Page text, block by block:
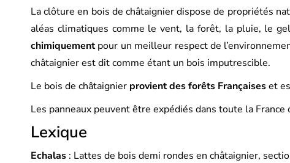
La clôture en bois de châtaignier dispose de propriétés
aléas climatiques comme le vent, la forêt, la pluie, le
chimiquementpour un meilleur respect de
châtaignier est dit comme étant un bois imputrescible.
Le bois de châtaignier provient des forêts Françaiseset
Les panneaux peuvent être expédiés dans toute la
Lexique
Echalas : Lattes de bois demi rondes en châtaignier,